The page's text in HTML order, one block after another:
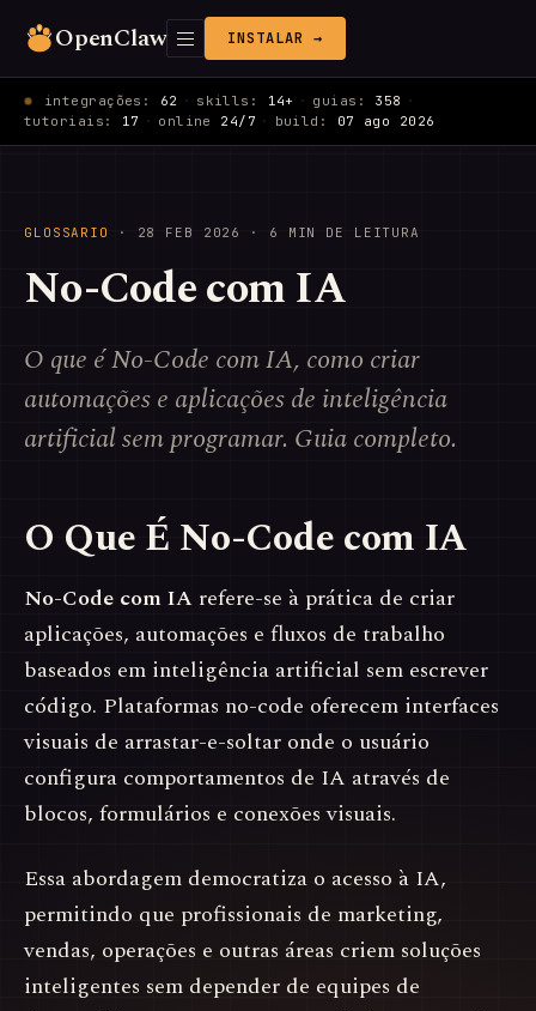
OpenClaw INSTALAR →
integrações: 62 · skills: 14+ · guias: 358 ·
tutoriais: 17 · online 24/7 · build: 07 ago 2026
GLOSSARIO · 28 FEB 2026 · 6 MIN DE LEITURA
No-Code com IA
O que é No-Code com IA, como criar
automações e aplicações de inteligência
artificial sem programar. Guia completo.
O Que É No-Code com IA
No-Code com IA refere-se à prática de criar
aplicações, automações e fluxos de trabalho
baseados em inteligência artificial sem escrever
código. Plataformas no-code oferecem interfaces
visuais de arrastar-e-soltar onde o usuário
configura comportamentos de IA através de
blocos, formulários e conexões visuais.
Essa abordagem democratiza o acesso à IA,
permitindo que profissionais de marketing,
vendas, operações e outras áreas criem soluções
inteligentes sem depender de equipes de